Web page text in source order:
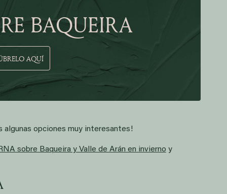
BAQUEIRA
AQUÍ
algunas opciones muy interesantes!
sobre Baqueira y Valle de Arán en invierno y